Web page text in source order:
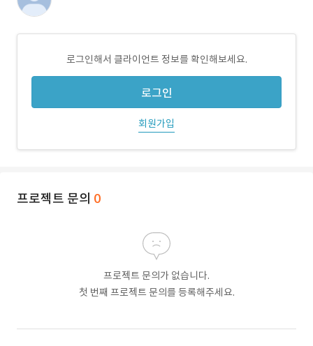
로그인해서 클라이언트 정보를 확인해보세요.
로그인
회원가입
프로젝트 문의 0
프로젝트 문의가 없습니다.
첫 번째 프로젝트 문의를 등록해주세요.